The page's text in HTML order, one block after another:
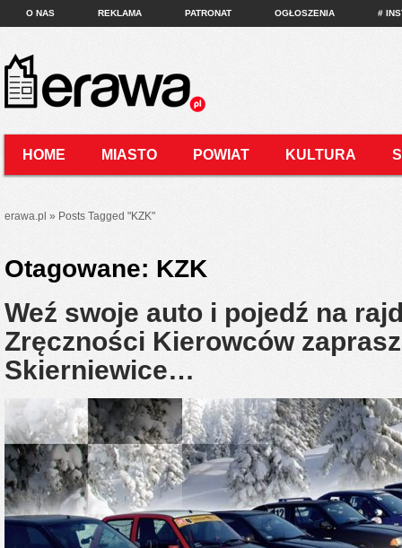
O NAS REKLAMA PATRONAT OGŁOSZENIA #
HOME MIASTO POWIAT KULTURA
erawa.pl » Posts Tagged "KZK"
Otagowane: KZK
Weź swoje auto i pojedź na
Zręczności Kierowców
Skierniewice…